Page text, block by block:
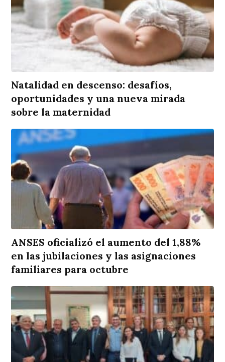
Natalidad en descenso: desafíos,
oportunidades y una nueva mirada
sobre la maternidad
ANSES oficializó el aumento del 1,88%
en las jubilaciones y las asignaciones
familiares para octubre